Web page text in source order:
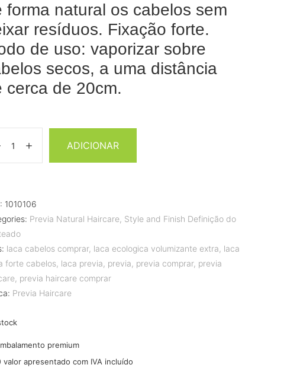
forma natural os cabelos sem
resíduos. Fixação forte.
de uso: vaporizar sobre
secos, a uma distância
cerca de 20cm.
ADICIONAR
1010106
Previa Natural Haircare, Style and Finish Definição do
laca cabelos comprar, laca ecologica volumizante extra, laca
forte cabelos, laca previa, previa, previa comprar, previa
, previa haircare comprar
Previa Haircare
premium
valor apresentado com IVA incluído